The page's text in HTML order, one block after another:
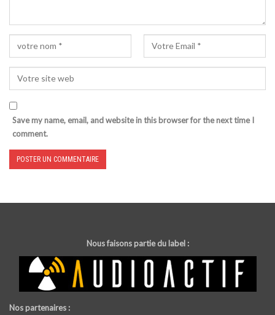
Save my name, email, and website in this browser for the next time I
comment.
Nous faisons partie du label :
Nos partenaires :